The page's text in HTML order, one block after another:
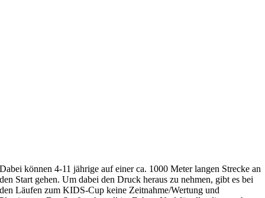
Dabei können 4-11 jährige auf einer ca. 1000 Meter langen Strecke an
den Start gehen. Um dabei den Druck heraus zu nehmen, gibt es bei
den Läufen zum KIDS-Cup keine Zeitnahme/Wertung und